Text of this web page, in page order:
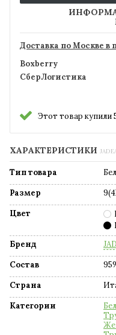
Доставка по Москве
Boxberry
СберЛогистика
Этот товар купили
ХАРАКТЕРИСТИКИ
Тип товара
Размер
Цвет
Бренд
Состав
Страна
Категории